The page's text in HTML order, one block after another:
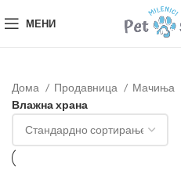
МЕНИ
Дома Продавница Мачиња
Влажна храна